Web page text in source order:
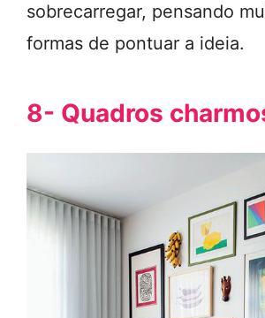
sobrecarregar, pensando
formas de pontuar a ideia.
8- Quadros